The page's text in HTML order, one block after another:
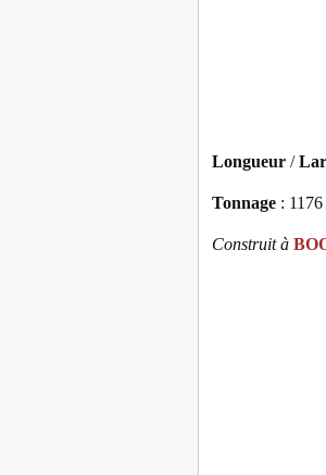
Longueur /
Tonnage :
Construit à